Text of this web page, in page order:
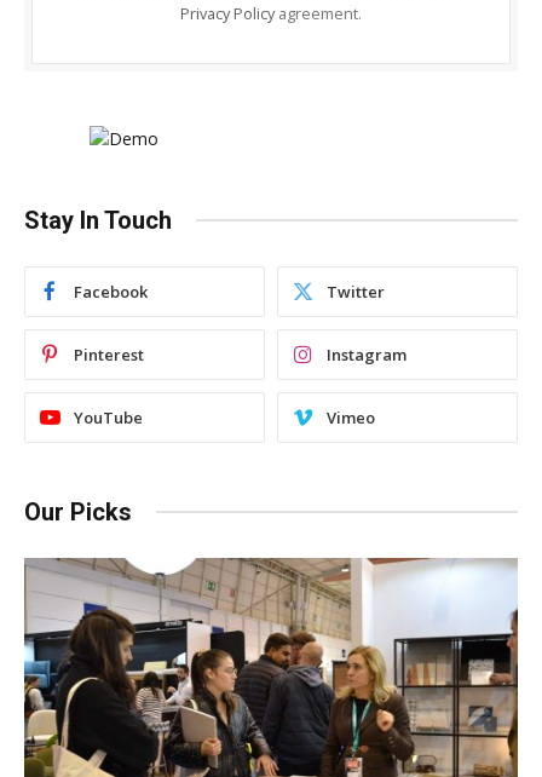
Privacy Policy agreement.
Stay In Touch
Facebook Twitter
Pinterest Instagram
YouTube Vimeo
Our Picks